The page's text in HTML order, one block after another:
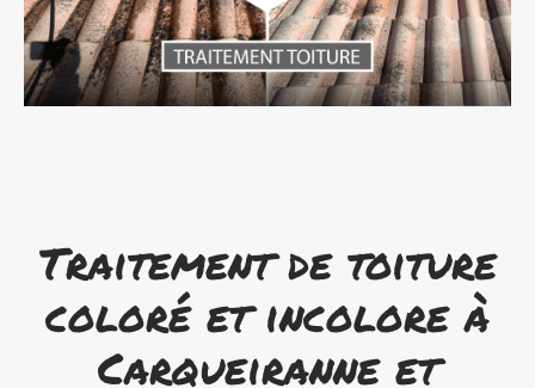
Traitement de toiture
coloré et incolore à
Carqueiranne et